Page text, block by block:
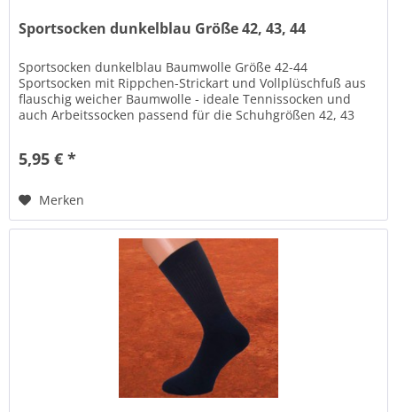
Sportsocken dunkelblau Größe 42, 43, 44
Sportsocken dunkelblau Baumwolle Größe 42-44
Sportsocken mit Rippchen-Strickart und Vollplüschfuß aus
flauschig weicher Baumwolle - ideale Tennissocken und
auch Arbeitssocken passend für die Schuhgrößen 42, 43
5,95 € *
Merken